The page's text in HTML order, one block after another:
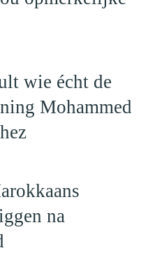
wie écht de
Mohammed
na